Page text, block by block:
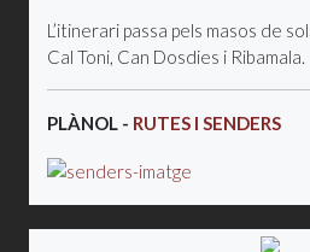
L’itinerari passa pels masos de
Cal Toni, Can Dosdies i Ribamala.
PLÀNOL - RUTES I SENDERS